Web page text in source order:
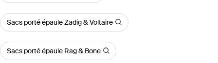
Sacs porté épaule Zadig & Voltaire
Sacs porté épaule Rag & Bone